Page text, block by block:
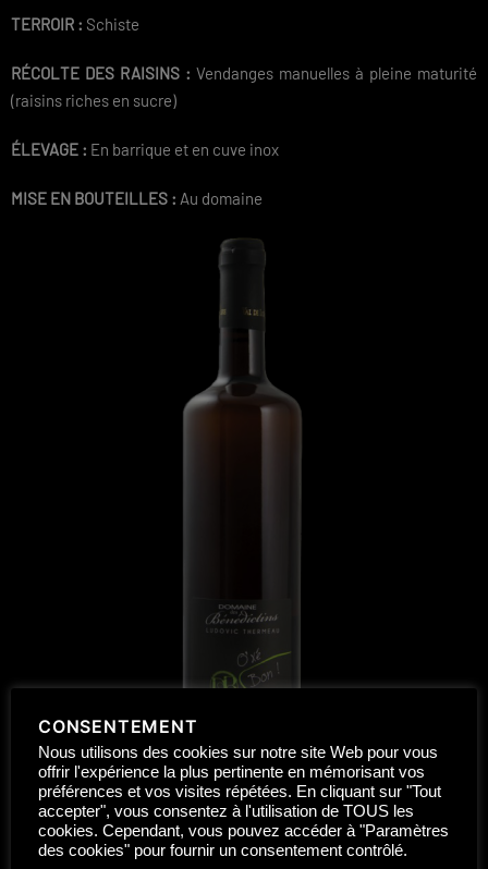
TERROIR : Schiste
RÉCOLTE DES RAISINS : Vendanges manuelles à pleine maturité
(raisins riches en sucre)
ÉLEVAGE : En barrique et en cuve inox
MISE EN BOUTEILLES : Au domaine
DÉGUSTATION
CONSENTEMENT
Nous utilisons des cookies sur notre site Web pour vous
offrir l'expérience la plus pertinente en mémorisant vos
préférences et vos visites répétées. En cliquant sur "Tout
accepter", vous consentez à l'utilisation de TOUS les
cookies. Cependant, vous pouvez accéder à "Paramètres
des cookies" pour fournir un consentement contrôlé.